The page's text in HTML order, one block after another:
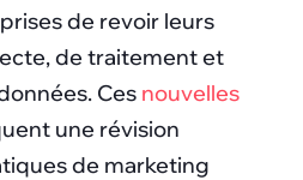
de revoir leurs
de traitement et
Ces nouvelles
une révision
de marketing